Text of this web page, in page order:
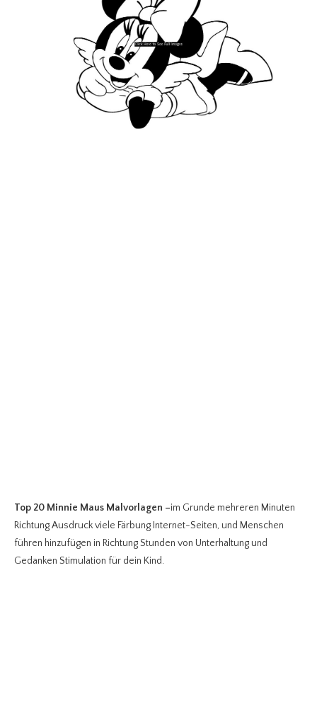
Top 20 Minnie Maus Malvorlagen –im Grunde mehreren Minuten
Richtung Ausdruck viele Färbung Internet-Seiten, und Menschen
führen hinzufügen in Richtung Stunden von Unterhaltung und
Gedanken Stimulation für dein Kind.